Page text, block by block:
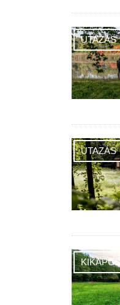
UTAZÁS
UTAZÁS
KIKAPCS